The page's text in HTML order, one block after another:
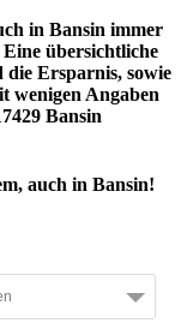
in Bansin immer
Eine übersichtliche
die Ersparnis, sowie
wenigen Angaben
Bansin
auch in Bansin!